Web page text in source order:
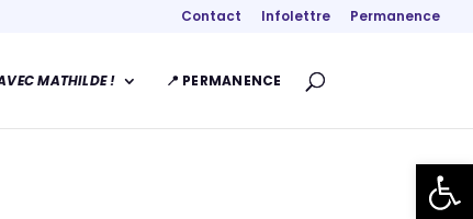
Ouvrir
Contact Infolettre Permanence
MATHILDE ! 📍 PERMANENCE